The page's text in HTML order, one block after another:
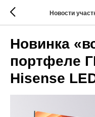
Новости
Новинка
портфеле
Hisense